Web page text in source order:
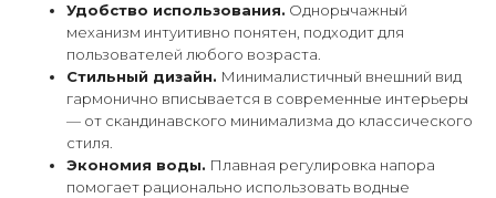
Удобство использования. Однорычажный
механизм интуитивно понятен, подходит для
пользователей любого возраста.
Стильный дизайн. Минималистичный внешний вид
гармонично вписывается в современные интерьеры
— от скандинавского минимализма до классического
стиля.
Экономия воды. Плавная регулировка напора
помогает рационально использовать водные